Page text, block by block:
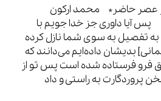
عصر حاضر* محمد ارکون
آیا داوری جز خدا جویم با
به تفصیل به سوی شما نازل کرده
بدیشان داده‌ایم می‌دانند که
فرو فرستاده شده است پس تو از
پروردگارت به راستی و داد